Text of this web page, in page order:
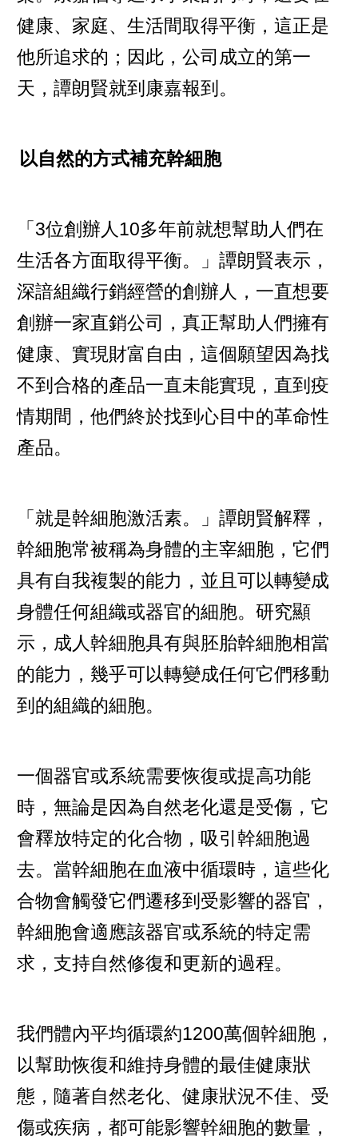
健康、家庭、生活間取得平衡，這正是
他所追求的；因此，公司成立的第一
天，譚朗賢就到康嘉報到。
以自然的方式補充幹細胞
「3位創辦人10多年前就想幫助人們在
生活各方面取得平衡。」譚朗賢表示，
深諳組織行銷經營的創辦人，一直想要
創辦一家直銷公司，真正幫助人們擁有
健康、實現財富自由，這個願望因為找
不到合格的產品一直未能實現，直到疫
情期間，他們終於找到心目中的革命性
產品。
「就是幹細胞激活素。」譚朗賢解釋，
幹細胞常被稱為身體的主宰細胞，它們
具有自我複製的能力，並且可以轉變成
身體任何組織或器官的細胞。研究顯
示，成人幹細胞具有與胚胎幹細胞相當
的能力，幾乎可以轉變成任何它們移動
到的組織的細胞。
一個器官或系統需要恢復或提高功能
時，無論是因為自然老化還是受傷，它
會釋放特定的化合物，吸引幹細胞過
去。當幹細胞在血液中循環時，這些化
合物會觸發它們遷移到受影響的器官，
幹細胞會適應該器官或系統的特定需
求，支持自然修復和更新的過程。
我們體內平均循環約1200萬個幹細胞，
以幫助恢復和維持身體的最佳健康狀
態，隨著自然老化、健康狀況不佳、受
傷或疾病，都可能影響幹細胞的數量，